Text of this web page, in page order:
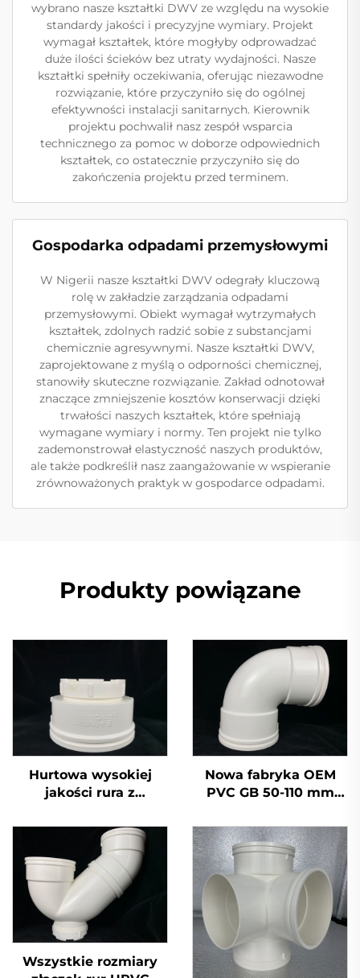
wybrano nasze kształtki DWV ze względu na wysokie
standardy jakości i precyzyjne wymiary. Projekt
wymagał kształtek, które mogłyby odprowadzać
duże ilości ścieków bez utraty wydajności. Nasze
kształtki spełniły oczekiwania, oferując niezawodne
rozwiązanie, które przyczyniło się do ogólnej
efektywności instalacji sanitarnych. Kierownik
projektu pochwalił nasz zespół wsparcia
technicznego za pomoc w doborze odpowiednich
kształtek, co ostatecznie przyczyniło się do
zakończenia projektu przed terminem.
Gospodarka odpadami przemysłowymi
W Nigerii nasze kształtki DWV odegrały kluczową
rolę w zakładzie zarządzania odpadami
przemysłowymi. Obiekt wymagał wytrzymałych
kształtek, zdolnych radzić sobie z substancjami
chemicznie agresywnymi. Nasze kształtki DWV,
zaprojektowane z myślą o odporności chemicznej,
stanowiły skuteczne rozwiązanie. Zakład odnotował
znaczące zmniejszenie kosztów konserwacji dzięki
trwałości naszych kształtek, które spełniają
wymagane wymiary i normy. Ten projekt nie tylko
zademonstrował elastyczność naszych produktów,
ale także podkreślił nasz zaangażowanie w wspieranie
zrównoważonych praktyk w gospodarce odpadami.
Produkty powiązane
Hurtowa wysokiej
jakości rura z
PVC GB 110 mm,
krzyżowe złączki
UPVC do
odprowadzania
ścieków, nakrętka
końcowa 50 mm 200
mm 2 cali
Nowa fabryka OEM
PVC GB 50-110 mm
odpływowa UPVC, łuk
90 stopni
Wszystkie rozmiary